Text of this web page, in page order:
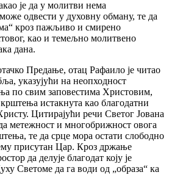
је да у молитви нема
одвести у духовну обману, те да
кроз пажљиво и смирено
као и темељно молитвено
дана.
Предање, отац Рафаило је читао
указујући на неопходност
по свим заповестима Христовим,
истакнута као благодатни
Цитирајући речи Светог Јована
да метежност и многобрижност овога
те да срце мора остати слободно
присутан Цар. Кроз држање
да делује благодат коју је
Светоме да га води од „образа“ ка